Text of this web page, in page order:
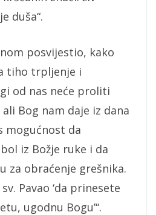
duša“.
posvijestio, kako
tiho trpljenje i
od nas neće proliti
Bog nam daje iz dana
mogućnost da
iz Božje ruke i da
za obraćenje grešnika.
Pavao ‘da prinesete
ugodnu Bogu’“.